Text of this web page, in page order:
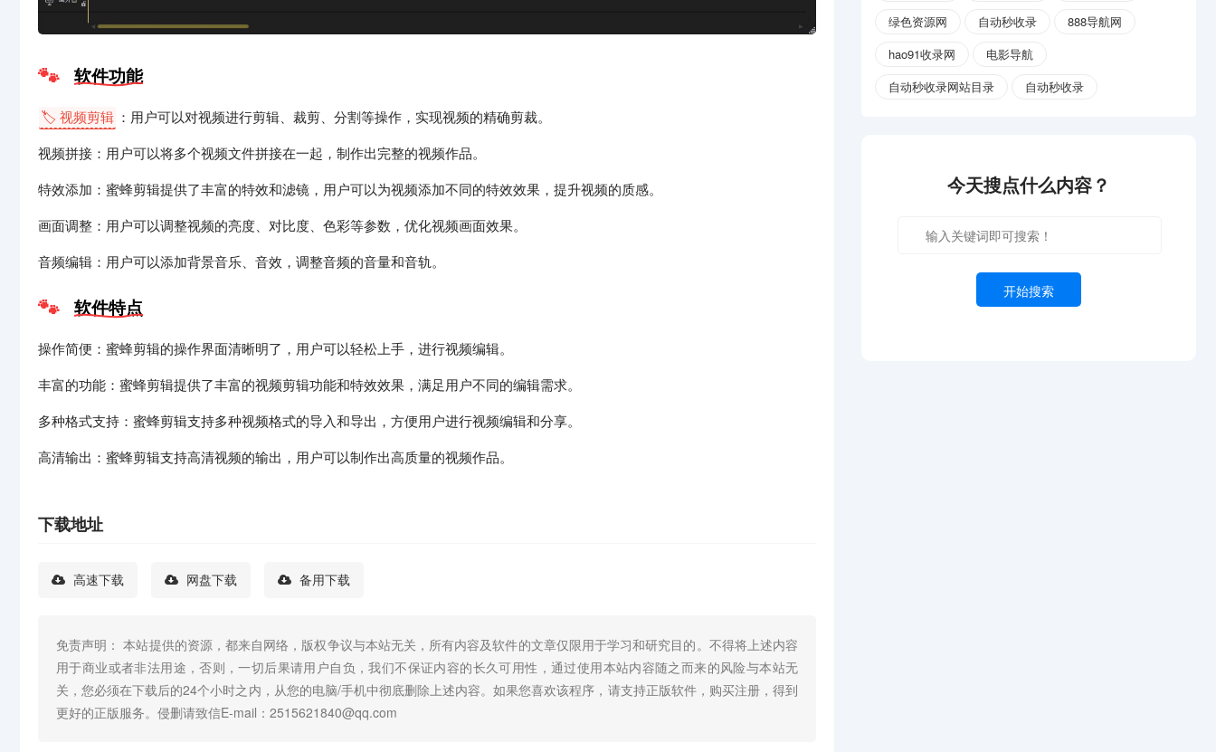
软件功能
🏷️ 视频剪辑 ：用户可以对视频进行剪辑、裁剪、分割等操作，实现视频的精确剪裁。
视频拼接：用户可以将多个视频文件拼接在一起，制作出完整的视频作品。
特效添加：蜜蜂剪辑提供了丰富的特效和滤镜，用户可以为视频添加不同的特效效果，提升视频的质感。
画面调整：用户可以调整视频的亮度、对比度、色彩等参数，优化视频画面效果。
音频编辑：用户可以添加背景音乐、音效，调整音频的音量和音轨。
软件特点
操作简便：蜜蜂剪辑的操作界面清晰明了，用户可以轻松上手，进行视频编辑。
丰富的功能：蜜蜂剪辑提供了丰富的视频剪辑功能和特效效果，满足用户不同的编辑需求。
多种格式支持：蜜蜂剪辑支持多种视频格式的导入和导出，方便用户进行视频编辑和分享。
高清输出：蜜蜂剪辑支持高清视频的输出，用户可以制作出高质量的视频作品。
下载地址
高速下载 网盘下载 备用下载
免责声明： 本站提供的资源，都来自网络，版权争议与本站无关，所有内容及软件的文章仅限用于学习和研究目的。不得将上述内容
用于商业或者非法用途，否则，一切后果请用户自负，我们不保证内容的长久可用性，通过使用本站内容随之而来的风险与本站无
关，您必须在下载后的24个小时之内，从您的电脑/手机中彻底删除上述内容。如果您喜欢该程序，请支持正版软件，购买注册，得到
更好的正版服务。侵删请致信E-mail：2515621840@qq.com
绿色资源网
自动秒收录
888导航网
hao91收录网
电影导航
自动秒收录网站目录
自动秒收录
今天搜点什么内容？
开始搜索